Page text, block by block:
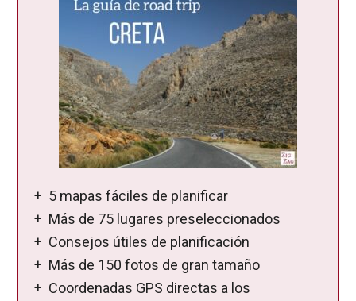
+ 5 mapas fáciles de planificar
+ Más de 75 lugares preseleccionados
+ Consejos útiles de planificación
+ Más de 150 fotos de gran tamaño
+ Coordenadas GPS directas a los